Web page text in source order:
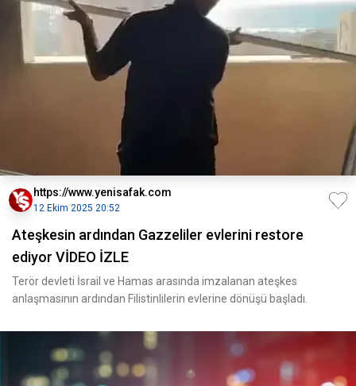
https://www.yenisafak.com
12 Ekim 2025 20:52
Ateşkesin ardından Gazzeliler evlerini restore
ediyor VİDEO İZLE
Terör devleti İsrail ve Hamas arasında imzalanan ateşkes
anlaşmasının ardından Filistinlilerin evlerine dönüşü başladı.